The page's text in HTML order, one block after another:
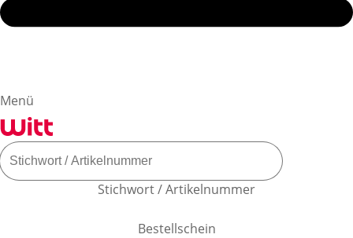
Menü
Stichwort / Artikelnummer
Bestellschein